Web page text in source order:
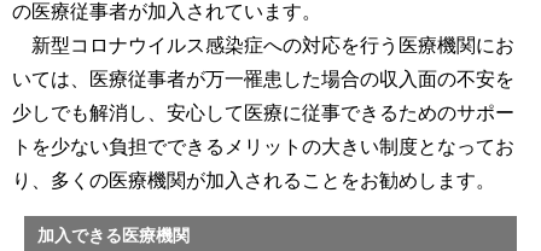
の医療従事者が加入されています。
新型コロナウイルス感染症への対応を行う医療機関にお
いては、医療従事者が万一罹患した場合の収入面の不安を
少しでも解消し、安心して医療に従事できるためのサポー
トを少ない負担でできるメリットの大きい制度となってお
り、多くの医療機関が加入されることをお勧めします。
加入できる医療機関